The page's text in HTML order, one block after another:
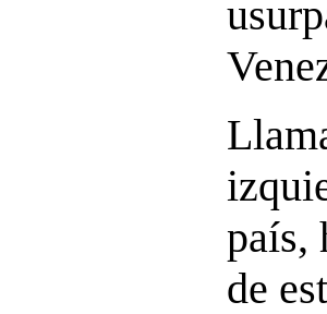
país,
de